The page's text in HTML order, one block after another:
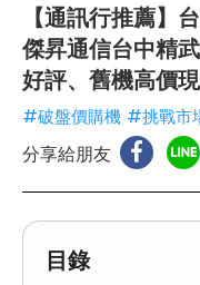
【通訊行推薦】
傑昇通信台中精
好評、舊機高價
#破盤價購機 #挑戰市
分享給朋友
目錄